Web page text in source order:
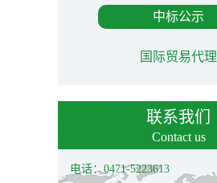
中标公示
国际贸易代理
联系我们
Contact us
电话：0471-5223613